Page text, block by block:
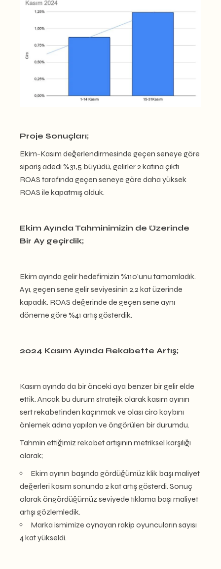
Proje Sonuçları;
Ekim-Kasım değerlendirmesinde geçen seneye göre
sipariş adedi %31,5 büyüdü, gelirler 2 katına çıktı
ROAS tarafında geçen seneye göre daha yüksek
ROAS ile kapatmış olduk.
Ekim Ayında Tahminimizin de Üzerinde
Bir Ay geçirdik;
Ekim ayında gelir hedefimizin %110’unu tamamladık.
Ayı, geçen sene gelir seviyesinin 2,2 kat üzerinde
kapadık. ROAS değerinde de geçen sene aynı
döneme göre %41 artış gösterdik.
2024 Kasım Ayında Rekabette Artış;
Kasım ayında da bir önceki aya benzer bir gelir elde
ettik. Ancak bu durum stratejik olarak kasım ayının
sert rekabetinden kaçınmak ve olası ciro kaybını
önlemek adına yapılan ve öngörülen bir durumdu.
Tahmin ettiğimiz rekabet artışının metriksel karşılığı
olarak;
Ekim ayının başında gördüğümüz klik başı maliyet
değerleri kasım sonunda 2 kat artış gösterdi. Sonuç
olarak öngördüğümüz seviyede tıklama başı maliyet
artışı gözlemledik.
Marka ismimize oynayan rakip oyuncuların sayısı
4 kat yükseldi.